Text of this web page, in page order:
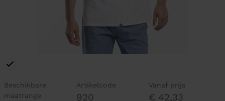
Beschikbare
maatrange
Artikelcode
920
Vanaf prijs
€ 42,33